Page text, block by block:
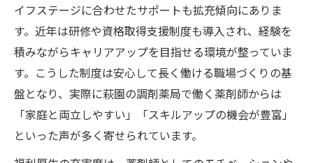
イフステージに合わせたサポートも拡充傾向にありま
す。近年は研修や資格取得支援制度も導入され、経験を
積みながらキャリアアップを目指せる環境が整っていま
す。こうした制度は安心して長く働ける職場づくりの基
盤となり、実際に萩園の調剤薬局で働く薬剤師からは
「家庭と両立しやすい」「スキルアップの機会が豊富」
といった声が多く寄せられています。